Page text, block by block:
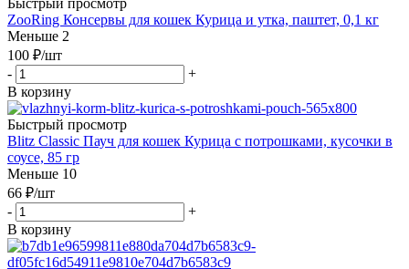
ZooRing Консервы для кошек Курица и утка, паштет, 0,1 кг
Меньше 2
100 ₽/шт
-
+
В корзину
Быстрый просмотр
Blitz Classic Пауч для кошек Курица с потрошками, кусочки в
соусе, 85 гр
Меньше 10
66 ₽/шт
-
+
В корзину